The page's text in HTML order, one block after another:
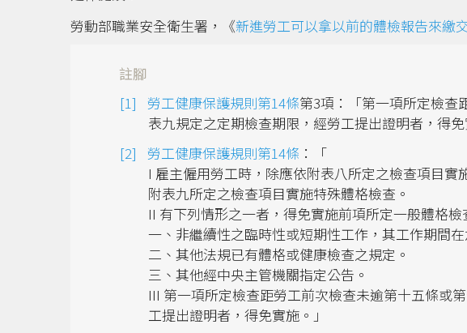
勞動部職業安全衛生署，《新進勞工可以拿以前的體檢報告來繳
註腳
勞工健康保護規則第14條第3項：「第一項所定檢查
表九規定之定期檢查期限，經勞工提出證明者，得免
勞工健康保護規則第14條 ：「
I 雇主僱用勞工時，除應依附表八所定之檢查項目
附表九所定之檢查項目實施特殊體格檢查。
II 有下列情形之一者，得免實施前項所定一般體格檢
一、非繼續性之臨時性或短期性工作，其工作期間在
二、其他法規已有體格或健康檢查之規定。
三、其他經中央主管機關指定公告。
III 第一項所定檢查距勞工前次檢查未逾第十五條或
工提出證明者，得免實施。」